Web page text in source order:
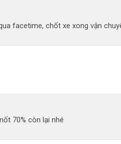
facetime, chốt xe xong vận
70% còn lại nhé